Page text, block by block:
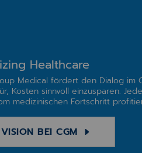
Healthcare
Medical fördert den Dialog im
Kosten sinnvoll einzusparen.
medizinischen Fortschritt
BEI CGM